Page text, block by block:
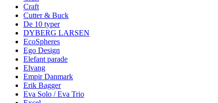
Craft
Cutter & Buck
De 10 typer
DYBERG LARSEN
EcoSpheres
Ego Design
Elefant parade
Elvang
Empir Danmark
Erik Bagger
Eva Solo / Eva Trio